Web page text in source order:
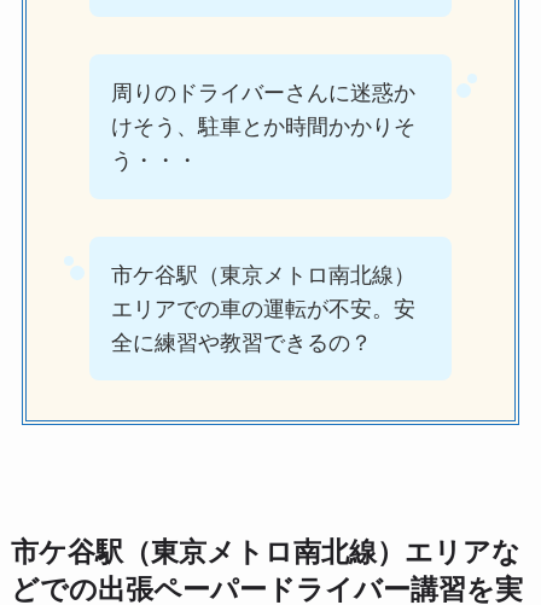
周りのドライバーさんに迷惑か
けそう、駐車とか時間かかりそ
う・・・
市ケ谷駅（東京メトロ南北線）
エリアでの車の運転が不安。安
全に練習や教習できるの？
市ケ谷駅（東京メトロ南北線）エリアな
どでの出張ペーパードライバー講習を実